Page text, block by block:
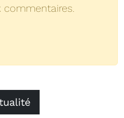
commentaires.